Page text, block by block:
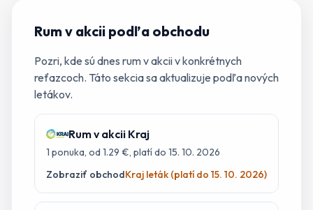
Rumv akcii podľa obchodu
Pozri, kde sú dnes rumv akcii v konkrétnych
reťazcoch. Táto sekcia sa aktualizuje podľa nových
letákov.
Rumv akcii Kraj
1 ponuka, od 1.29 €, platí do 15. 10. 2026
Zobraziť obchodKraj leták (platí do 15. 10. 2026)